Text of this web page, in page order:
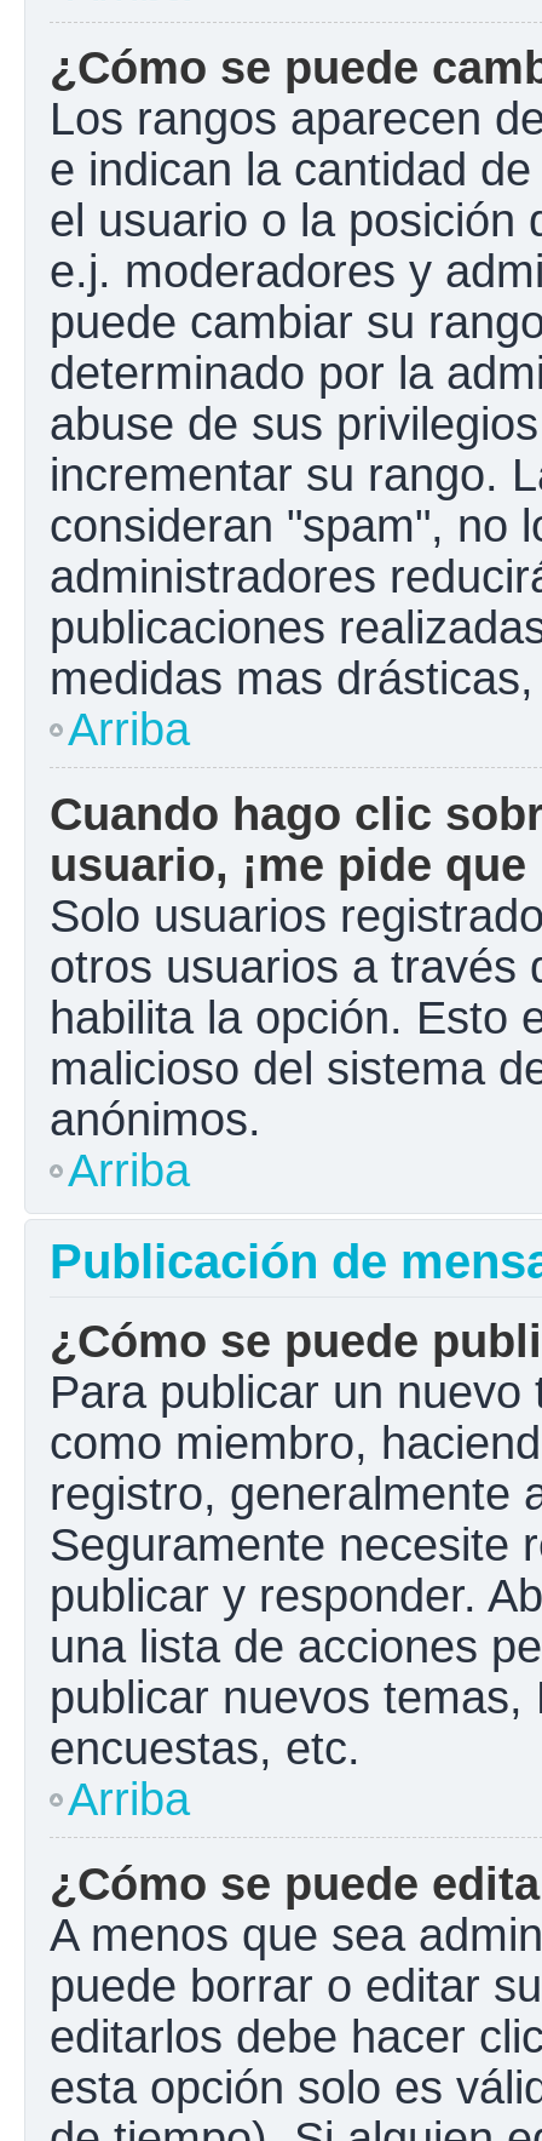
¿Cómo se puede
Los rangos aparecen
e indican la cantidad
el usuario o la posición
e.j. moderadores y
puede cambiar su
determinado por la
abuse de sus
incrementar su rango.
consideran "spam", no
administradores
publicaciones
medidas mas
Arriba
Cuando hago clic
usuario, ¡me pide
Solo usuarios
otros usuarios a través
habilita la opción. Esto
malicioso del sistema
anónimos.
Arriba
Publicación de
¿Cómo se puede
Para publicar un
como miembro,
registro, generalmente
Seguramente necesite
publicar y responder.
una lista de acciones
publicar nuevos
encuestas, etc.
Arriba
¿Cómo se puede
A menos que sea
puede borrar o editar
editarlos debe hacer
esta opción solo es